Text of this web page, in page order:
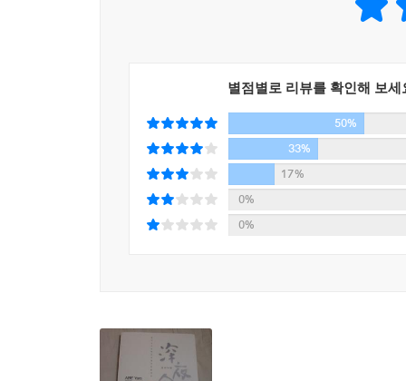
별점별로 리뷰를 확인해 보세
50%
33%
17%
0%
0%